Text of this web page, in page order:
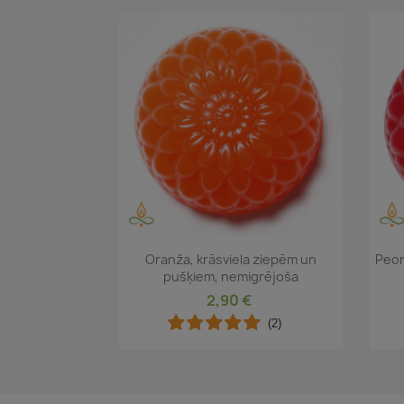
Īss ieskats
Oranža, krāsviela ziepēm un
pušķiem, nemigrējoša
2,90 €
(2)